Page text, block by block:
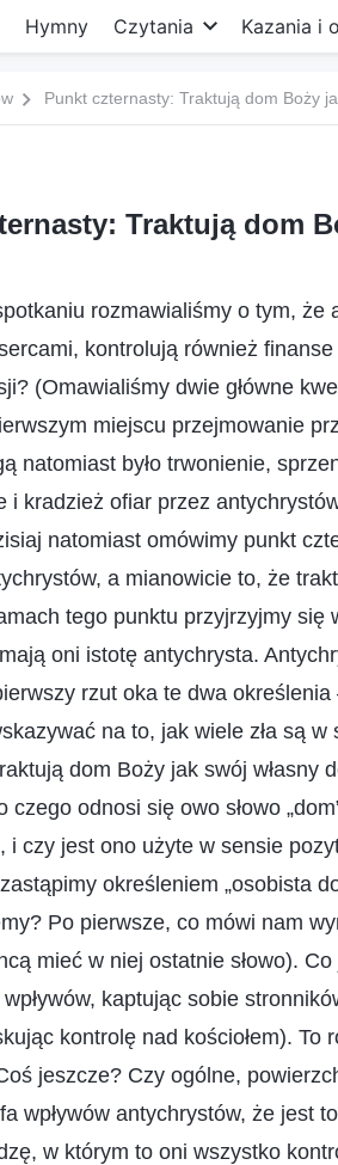
Hymny Czytania Kazania i
Punkt czternasty: Traktują dom Boży
Traktują dom
rozmawialiśmy o tym, że
kontrolują również
(Omawialiśmy dwie główne
miejscu przejmowanie
natomiast było trwonienie,
i kradzież ofiar przez
natomiast omówimy punkt
a mianowicie to, że
tego punktu przyjrzyjmy
oni istotę antychrysta.
rzut oka te dwa określenia
na to, jak wiele zła są
dom Boży jak swój własny
czego odnosi się owo słowo
i czy jest ono użyte w sensie
określeniem „osobista
Po pierwsze, co mówi nam
mieć w niej ostatnie słowo).
wpływów, kaptując sobie
kontrolę nad kościołem).
jeszcze? Czy ogólne,
wpływów antychrystów, że jest
w którym to oni wszystko